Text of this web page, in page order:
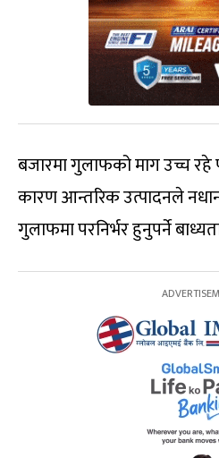
बजारमा गुलाफको माग उच्च रहे
कारण आन्तरिक उत्पादनले
गुलाफमा परनिर्भर हुनुपर्ने